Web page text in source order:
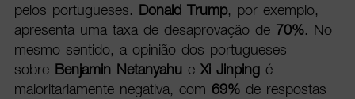
pelos portugueses. Donald Trump, por exemplo,
apresenta uma taxa de desaprovação de 70%. No
mesmo sentido, a opinião dos portugueses
sobre Benjamin Netanyahue Xi Jinpingé
maioritariamente negativa, com 69%de respostas